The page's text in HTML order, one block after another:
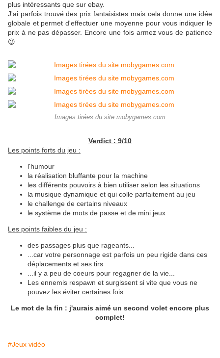
plus intéressants que sur ebay.
J'ai parfois trouvé des prix fantaisistes mais cela donne une idée
globale et permet d'effectuer une moyenne pour vous indiquer le
prix à ne pas dépasser. Encore une fois armez vous de patience
😉
Images tirées du site mobygames.com
Verdict : 9/10
Les points forts du jeu :
l'humour
la réalisation bluffante pour la machine
les différents pouvoirs à bien utiliser selon les situations
la musique dynamique et qui colle parfaitement au jeu
le challenge de certains niveaux
le système de mots de passe et de mini jeux
Les points faibles du jeu :
des passages plus que rageants...
...car votre personnage est parfois un peu rigide dans ces
déplacements et ses tirs
...il y a peu de coeurs pour regagner de la vie...
Les ennemis respawn et surgissent si vite que vous ne
pouvez les éviter certaines fois
Le mot de la fin : j'aurais aimé un second volet encore plus
complet!
#Jeux vidéo